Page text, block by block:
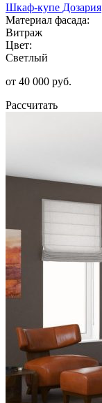
Шкаф-купе Дозария
Материал фасада:
Витраж
Цвет:
Светлый
от 40 000 руб.
Рассчитать